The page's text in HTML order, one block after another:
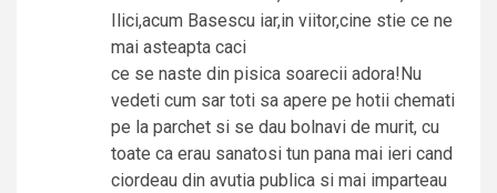
Ilici,acum Basescu iar,in viitor,cine stie ce ne
mai asteapta caci
ce se naste din pisica soarecii adora!Nu
vedeti cum sar toti sa apere pe hotii chemati
pe la parchet si se dau bolnavi de murit, cu
toate ca erau sanatosi tun pana mai ieri cand
ciordeau din avutia publica si mai imparteau